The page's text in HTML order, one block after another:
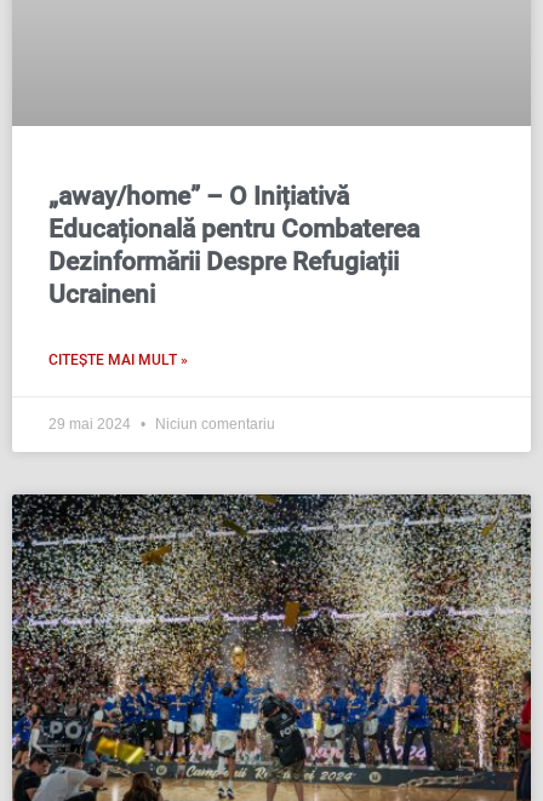
„away/home” – O Inițiativă
Educațională pentru Combaterea
Dezinformării Despre Refugiații
Ucraineni
CITEȘTE MAI MULT »
29 mai 2024 Niciun comentariu